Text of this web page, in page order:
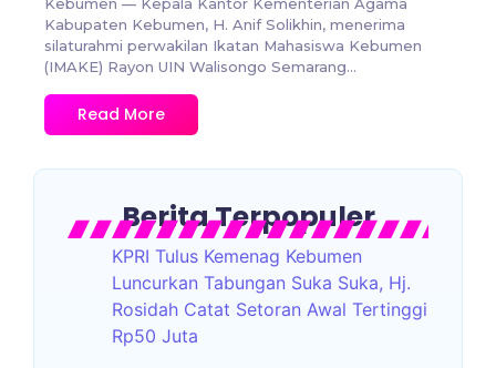
Kebumen — Kepala Kantor Kementerian Agama
Kabupaten Kebumen, H. Anif Solikhin, menerima
silaturahmi perwakilan Ikatan Mahasiswa Kebumen
(IMAKE) Rayon UIN Walisongo Semarang...
Read More
Berita Terpopuler
KPRI Tulus Kemenag Kebumen
Luncurkan Tabungan Suka Suka, Hj.
Rosidah Catat Setoran Awal Tertinggi
Rp50 Juta